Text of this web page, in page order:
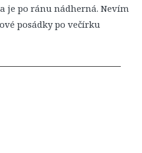
je po ránu nádherná. Nevím
posádky po večírku